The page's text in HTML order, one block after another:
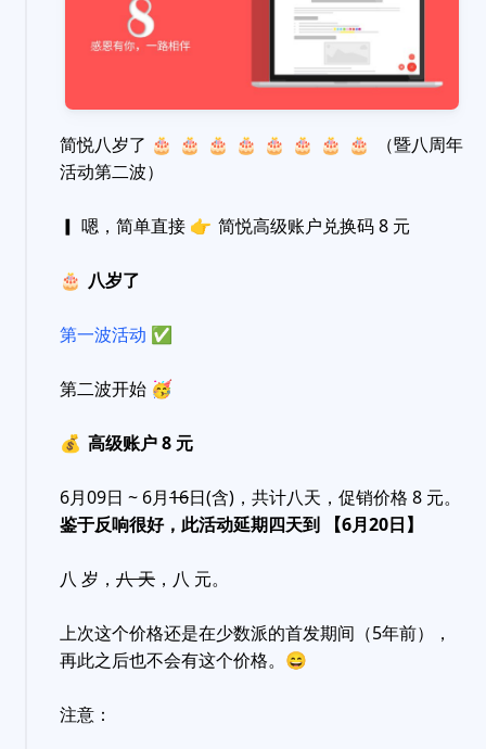
简悦八岁了 🎂 🎂 🎂 🎂 🎂 🎂 🎂 🎂
（暨八周年
活动第二波）
▎ 嗯，简单直接 👉 简悦高级账户兑换码 8 元
🎂 八岁了
第一波活动 ✅
第二波开始 🥳
💰 高级账户 8 元
6月09日 ~ 6月16日(含)，共计八天，促销价格 8 元。
鉴于反响很好，此活动延期四天到 【6月20日】
八 岁， 八 天 ，八 元。
上次这个价格还是在少数派的首发期间（5年前），
再此之后也不会有这个价格。 😄
注意：